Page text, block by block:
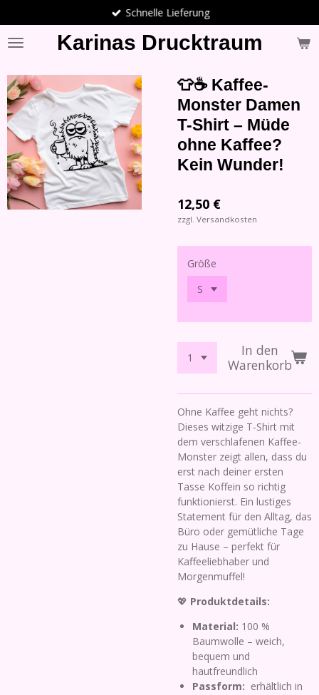
Hauptinhalt
springen
Karinas Drucktraum
Schnelle Lieferung
👕☕ Kaffee-
Monster Damen
T-Shirt – Müde
ohne Kaffee?
Kein Wunder!
12,50 €
zzgl. Versandkosten
Größe
In den
Warenkorb
Ohne Kaffee geht nichts?
Dieses witzige T-Shirt mit
dem verschlafenen Kaffee-
Monster zeigt allen, dass du
erst nach deiner ersten
Tasse Koffein so richtig
funktionierst. Ein lustiges
Statement für den Alltag, das
Büro oder gemütliche Tage
zu Hause – perfekt für
Kaffeeliebhaber und
Morgenmuffel!
💖 Produktdetails:
Material: 100 %
Baumwolle – weich,
bequem und
hautfreundlich
Passform: erhältlich in